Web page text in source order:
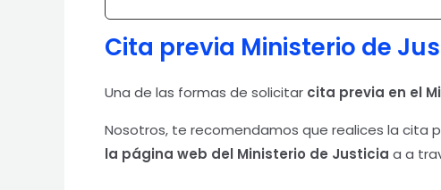
Cita previa Ministerio de
Una de las formas de solicitar cita previa en el
Nosotros, te recomendamos que realices la cita
la página web del Ministerio de Justicia a a